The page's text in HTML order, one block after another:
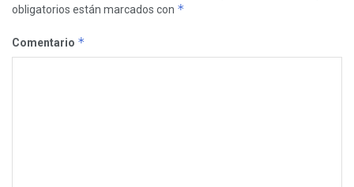
obligatorios están marcados con *
Comentario *